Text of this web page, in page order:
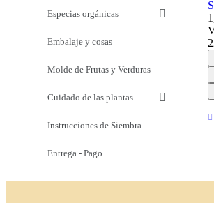
Especias orgánicas
Embalaje y cosas
Molde de Frutas y Verduras
Cuidado de las plantas
Instrucciones de Siembra
Entrega - Pago